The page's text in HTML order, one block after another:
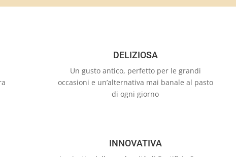
DELIZIOSA
Un gusto antico, perfetto per le grandi
occasioni e un’alternativa mai banale al pasto
di ogni giorno
INNOVATIVA